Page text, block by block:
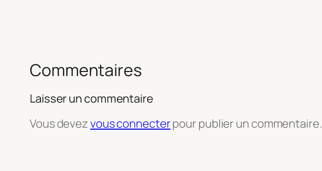
Commentaires
Laisser un commentaire
Vous devezvous connecterpour publier un commentaire.